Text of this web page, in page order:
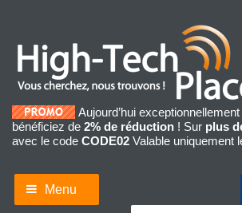
Aujourd’hui
bénéficiez de 2% de réduction ! Sur plus
avec le code CODE02 Valable uniquement
Menu